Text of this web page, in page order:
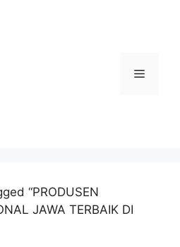
Menu
“PRODUSEN
JAWA TERBAIK DI